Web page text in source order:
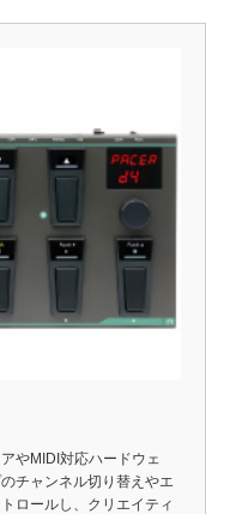
やMIDI対応ハードウェ
チャンネル切り替えやエ
ロールし、クリエイティ